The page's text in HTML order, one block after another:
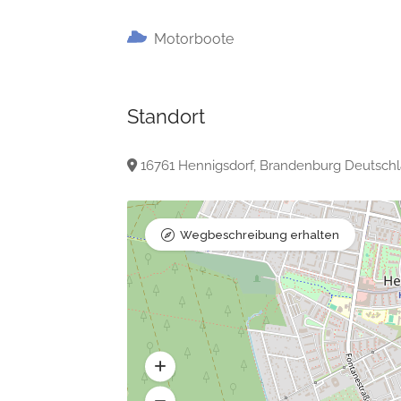
Motorboote
Standort
16761 Hennigsdorf, Brandenburg
Wegbeschreibung erhalten